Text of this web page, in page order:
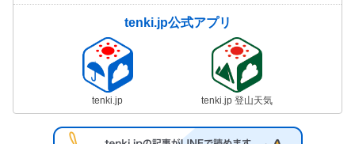
tenki.jp公式アプリ
tenki.jp tenki.jp 登山天気